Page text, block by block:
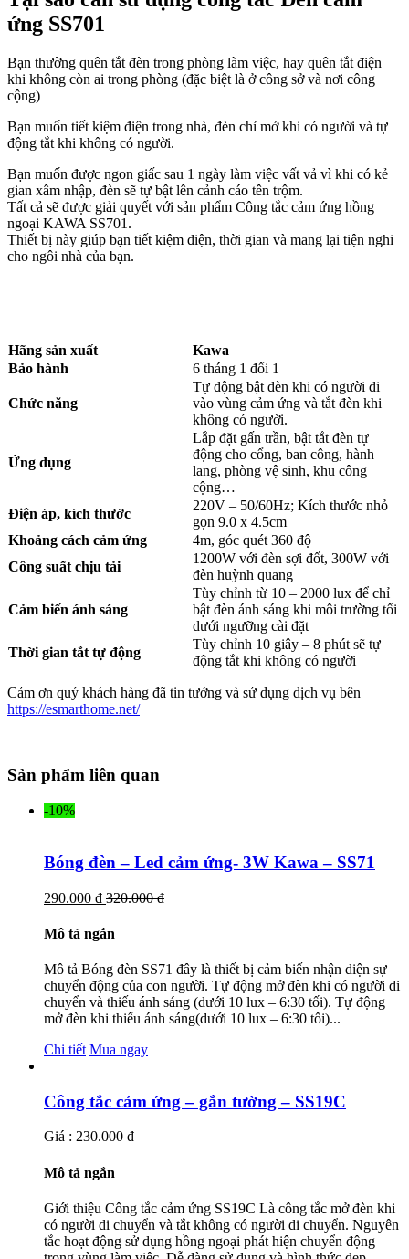
ứng SS701
Bạn thường quên tắt đèn trong phòng làm việc, hay quên tắt điện
khi không còn ai trong phòng (đặc biệt là ở công sở và nơi công
cộng)
Bạn muốn tiết kiệm điện trong nhà, đèn chỉ mở khi có người và tự
động tắt khi không có người.
Bạn muốn được ngon giấc sau 1 ngày làm việc vất vả vì khi có kẻ
gian xâm nhập, đèn sẽ tự bật lên cảnh cáo tên trộm.
Tất cả sẽ được giải quyết với sản phẩm Công tắc cảm ứng hồng
ngoại KAWA SS701.
Thiết bị này giúp bạn tiết kiệm điện, thời gian và mang lại tiện nghi
cho ngôi nhà của bạn.
Hãng sản xuất
Kawa
Bảo hành
6 tháng 1 đổi 1
Chức năng
Tự động bật đèn khi có người đi
vào vùng cảm ứng và tắt đèn khi
không có người.
Ứng dụng
Lắp đặt gấn trần, bật tắt đèn tự
động cho cổng, ban công, hành
lang, phòng vệ sinh, khu công
cộng…
Điện áp, kích thước
220V – 50/60Hz; Kích thước nhỏ
gọn 9.0 x 4.5cm
Khoảng cách cảm ứng
4m, góc quét 360 độ
Công suất chịu tải
1200W với đèn sợi đốt, 300W với
đèn huỳnh quang
Cảm biến ánh sáng
Tùy chỉnh từ 10 – 2000 lux để chỉ
bật đèn ánh sáng khi môi trường tối
dưới ngưỡng cài đặt
Thời gian tắt tự động
Tùy chỉnh 10 giây – 8 phút sẽ tự
động tắt khi không có người
Cảm ơn quý khách hàng đã tin tưởng và sử dụng dịch vụ bên
https://esmarthome.net/
Sản phẩm liên quan
-10%
Bóng đèn – Led cảm ứng- 3W Kawa – SS71
290.000 đ 320.000 đ
Mô tả ngắn
Mô tả Bóng đèn SS71 đây là thiết bị cảm biến nhận diện sự
chuyển động của con người. Tự động mở đèn khi có người di
chuyển và thiếu ánh sáng (dưới 10 lux – 6:30 tối). Tự động
mở đèn khi thiếu ánh sáng(dưới 10 lux – 6:30 tối)...
Chi tiết Mua ngay
Công tắc cảm ứng – gắn tường – SS19C
Giá : 230.000 đ
Mô tả ngắn
Giới thiệu Công tắc cảm ứng SS19C Là công tắc mở đèn khi
có người di chuyển và tắt không có người di chuyển. Nguyên
tắc hoạt động sử dụng hồng ngoại phát hiện chuyển động